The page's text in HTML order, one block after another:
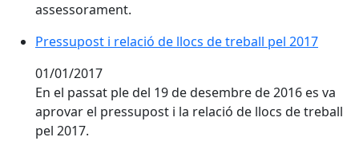
assessorament.
Pressupost i relació de llocs de treball pel 2017
Pressupost i relació de llocs de treball pel 2017
01/01/2017
En el passat ple del 19 de desembre de 2016 es va
aprovar el pressupost i la relació de llocs de treball
pel 2017.